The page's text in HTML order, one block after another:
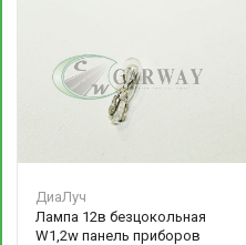
ДиаЛуч
Лампа 12в безцокольная
W1,2w панель приборов